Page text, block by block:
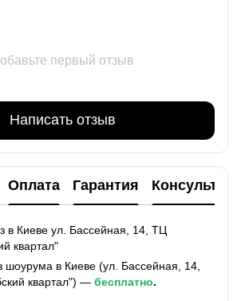
первый отзыв
Написать отзыв
Оплата Гарантия
шоурума в Киеве (ул. Бассейная, 14,
квартал") — бесплатно.